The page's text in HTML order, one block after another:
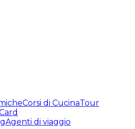
Corsi di CucinaTour
Agenti di viaggio